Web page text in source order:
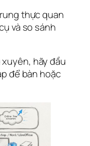
thực quan
và so sánh
hãy đầu
để bàn hoặc